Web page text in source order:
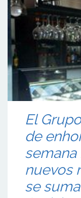
El
de
semana
nuevos
se